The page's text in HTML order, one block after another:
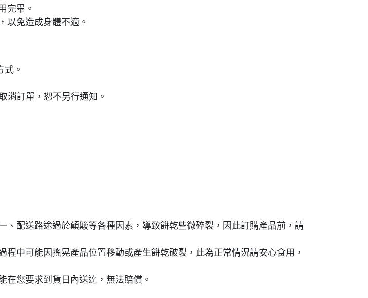
完畢。
以免造成身體不適。
式。
消訂單，恕不另行通知。
配送路途過於顛簸等各種因素，導致餅乾些微碎裂，因此訂購產品前，請
中可能因搖晃產品位置移動或產生餅乾破裂，此為正常情況請安心食用，
在您要求到貨日內送達，無法賠償。